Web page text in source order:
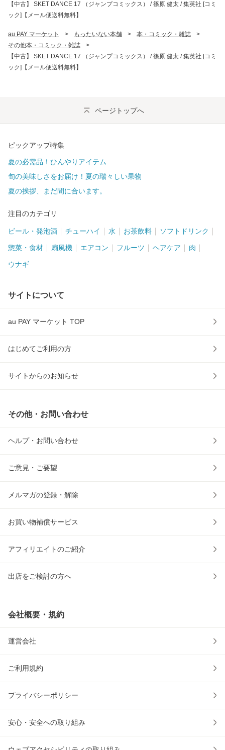
【中古】 SKET DANCE 17 （ジャンプコミックス） / 篠原 健太 / 集英社 [コミ
ック]【メール便送料無料】
au PAY マーケット > もったいない本舗 > 本・コミック・雑誌
>
その他本・コミック・雑誌
>
【中古】 SKET DANCE 17 （ジャンプコミックス） / 篠原 健太 / 集英社 [コミ
ック]【メール便送料無料】
ページトップへ
ピックアップ特集
夏の必需品！ひんやりアイテム
旬の美味しさをお届け！夏の瑞々しい果物
夏の挨拶、まだ間に合います。
注目のカテゴリ
ビール・発泡酒 チューハイ 水 お茶飲料 ソフトドリンク
惣菜・食材 扇風機 エアコン フルーツ ヘアケア 肉
ウナギ
サイトについて
au PAY マーケット TOP
はじめてご利用の方
サイトからのお知らせ
その他・お問い合わせ
ヘルプ・お問い合わせ
ご意見・ご要望
メルマガの登録・解除
お買い物補償サービス
アフィリエイトのご紹介
出店をご検討の方へ
会社概要・規約
運営会社
ご利用規約
プライバシーポリシー
安心・安全への取り組み